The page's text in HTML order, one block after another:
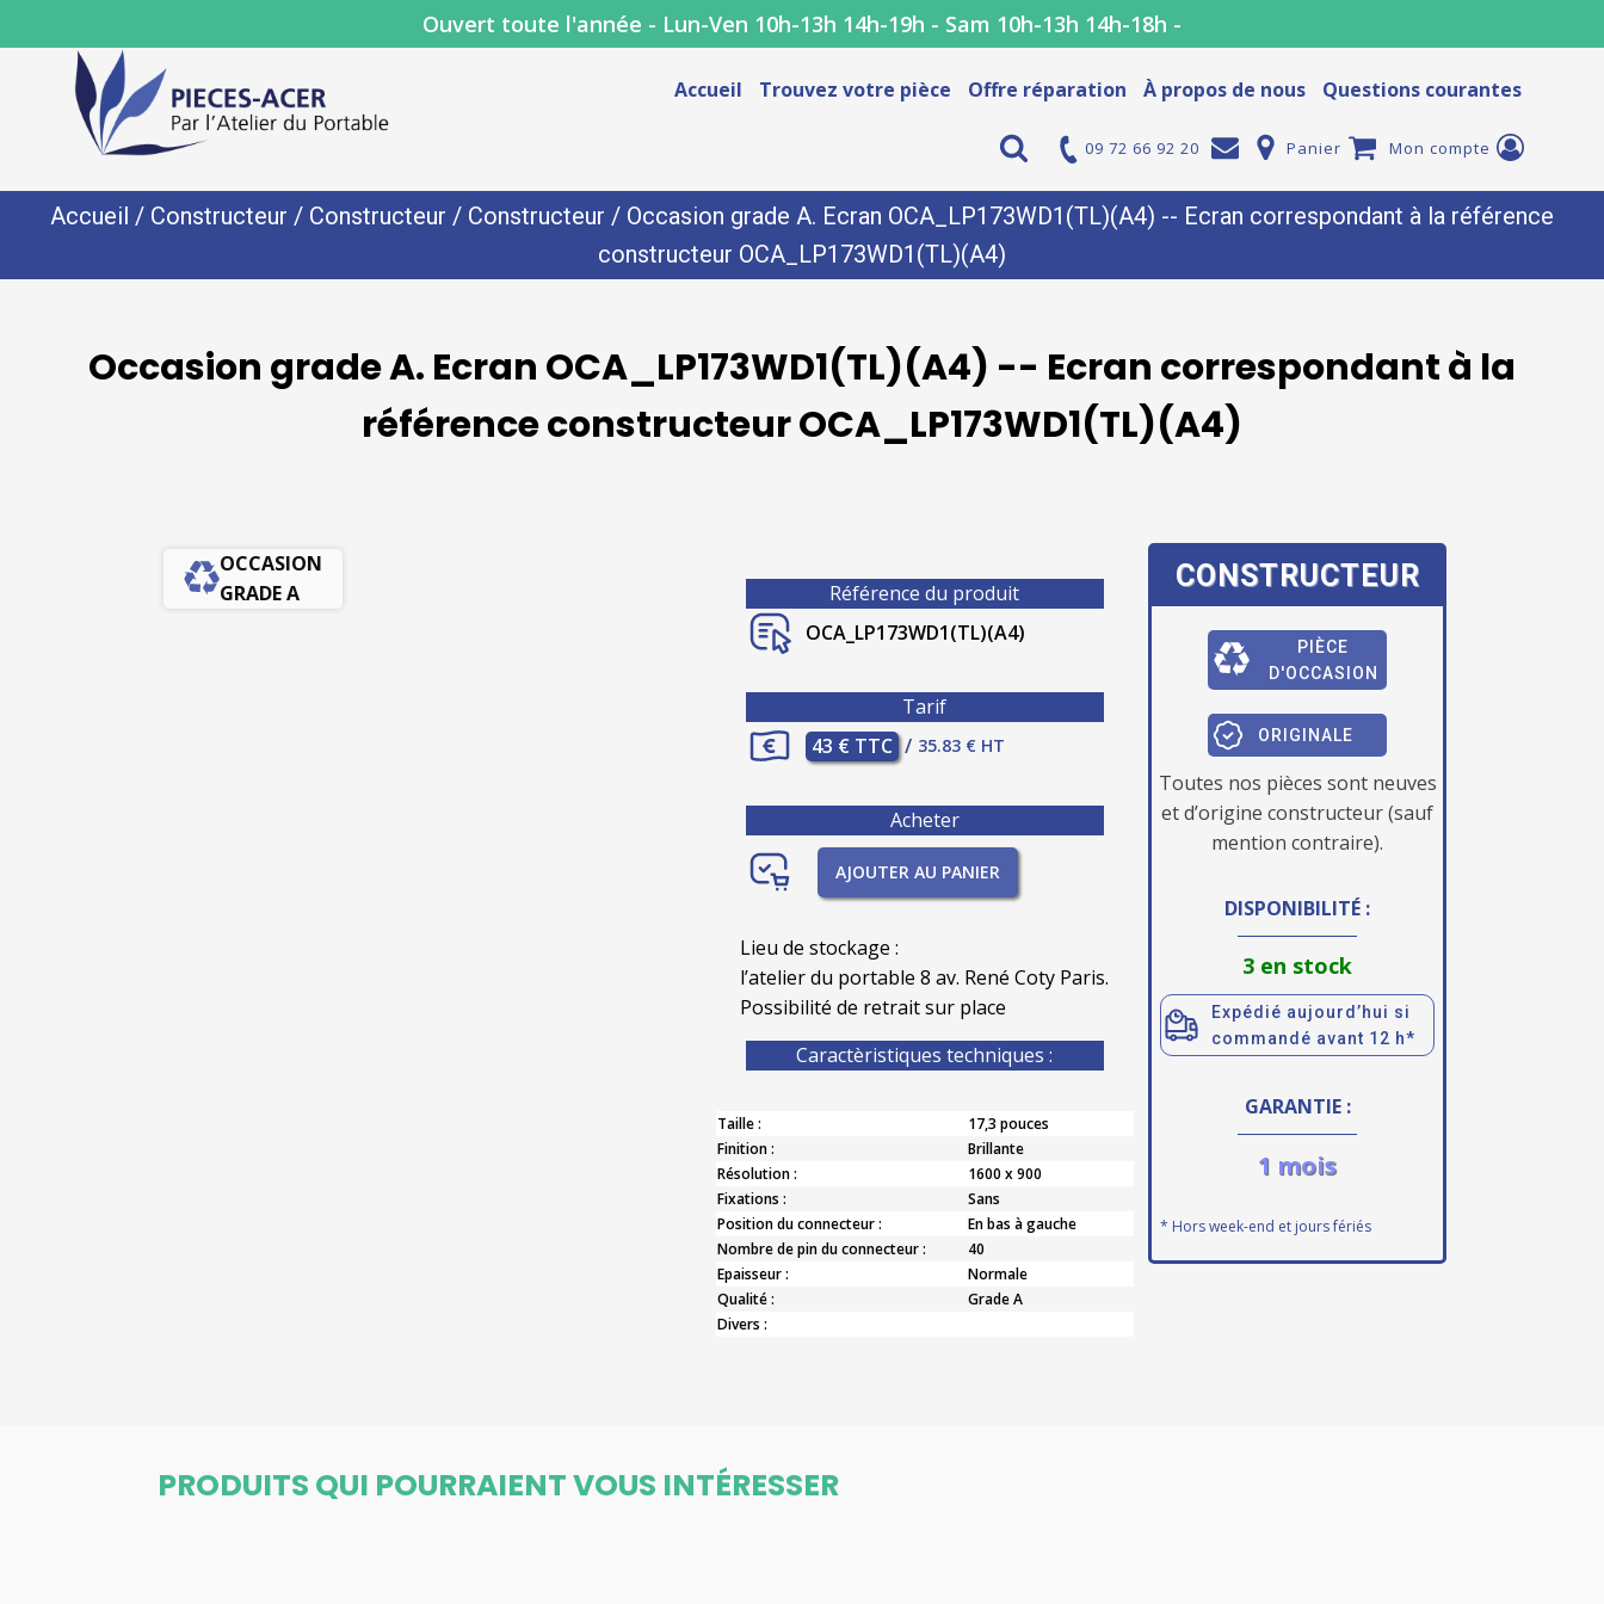
Ouvert toute l'année - Lun-Ven 10h-13h 14h-19h - Sam 10h-13h 14h-18h -
Accueil Trouvez votre pièce Offre réparation À propos de nous Questions courantes
09 72 66 92 20 Panier Mon compte
Accueil / Constructeur / Constructeur / Constructeur / Occasion grade A. Ecran OCA_LP173WD1(TL)(A4) -- Ecran correspondant à la référence
constructeur OCA_LP173WD1(TL)(A4)
Occasion grade A. Ecran OCA_LP173WD1(TL)(A4) -- Ecran correspondant à la
référence constructeur OCA_LP173WD1(TL)(A4)
OCCASION
GRADE A
Référence du produit
OCA_LP173WD1(TL)(A4)
Tarif
43 € TTC / 35.83 € HT
Acheter
AJOUTER AU PANIER
Lieu de stockage :
l’atelier du portable 8 av. René Coty Paris.
Possibilité de retrait sur place
Caractèristiques techniques :
Taille :
17,3 pouces
Finition :
Brillante
Résolution :
1600 x 900
Fixations :
Sans
Position du connecteur :
En bas à gauche
Nombre de pin du connecteur :
40
Epaisseur :
Normale
Qualité :
Grade A
Divers :
CONSTRUCTEUR
PIÈCE
D'OCCASION
ORIGINALE
Toutes nos pièces sont neuves
et d’origine constructeur (sauf
mention contraire).
DISPONIBILITÉ :
3 en stock
Expédié aujourd’hui si
commandé avant 12 h*
GARANTIE :
1 mois
* Hors week-end et jours fériés
PRODUITS QUI POURRAIENT VOUS INTÉRESSER